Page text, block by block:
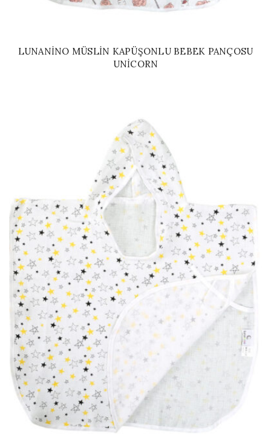
LUNANINO MÜSLIN KAPÜŞONLU BEBEK PANÇOSU
UNICORN